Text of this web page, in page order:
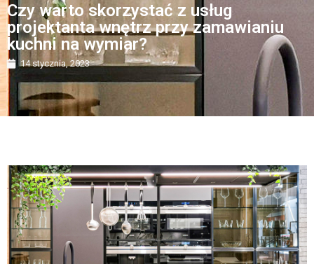
Czy warto skorzystać z usług
projektanta wnętrz przy zamawianiu
kuchni na wymiar?
14 stycznia, 2023